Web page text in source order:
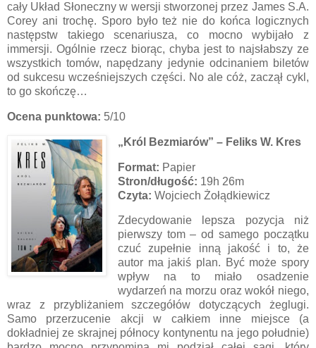
cały Układ Słoneczny w wersji stworzonej przez James S.A.
Corey ani trochę. Sporo było też nie do końca logicznych
następstw takiego scenariusza, co mocno wybijało z
immersji. Ogólnie rzecz biorąc, chyba jest to najsłabszy ze
wszystkich tomów, napędzany jedynie odcinaniem biletów
od sukcesu wcześniejszych części. No ale cóż, zaczął cykl,
to go skończę…
Ocena punktowa: 5/10
„Król Bezmiarów” – Feliks W. Kres
Format: Papier
Stron/długość: 19h 26m
Czyta: Wojciech Żołądkiewicz
Zdecydowanie lepsza pozycja niż
pierwszy tom – od samego początku
czuć zupełnie inną jakość i to, że
autor ma jakiś plan. Być może spory
wpływ na to miało osadzenie
wydarzeń na morzu oraz wokół niego,
wraz z przybliżaniem szczegółów dotyczących żeglugi.
Samo przerzucenie akcji w całkiem inne miejsce (a
dokładniej ze skrajnej północy kontynentu na jego południe)